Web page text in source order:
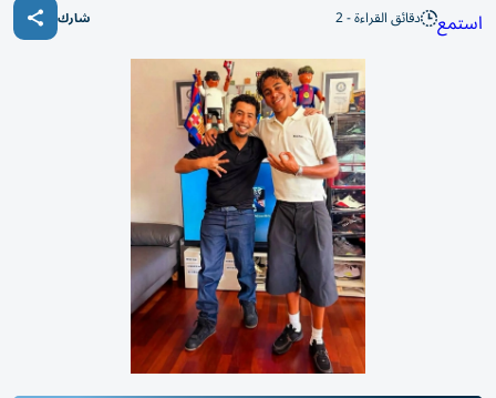
استمع دقائق القراءة - 2 شارك